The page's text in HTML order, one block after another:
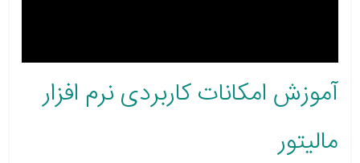
آموزش امکانات کاربردی نرم افزار
مالیتور